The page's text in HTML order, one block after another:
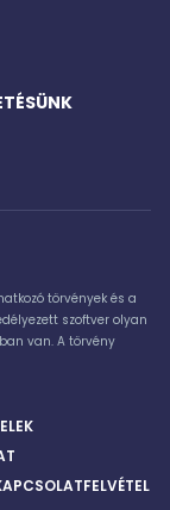
törvények és a
szoftver olyan
van. A törvény